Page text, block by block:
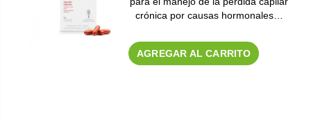
crónica por causas hormonales…
AGREGAR AL CARRITO